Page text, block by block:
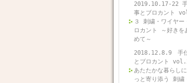
2019.10.17-22
事とブロカント
３ 刺繍・ワイヤー
ロカント ～好きを
めて～
2018.12.8.9 手
とブロカント
あたたかな暮らし
っと寄り添う 刺繍